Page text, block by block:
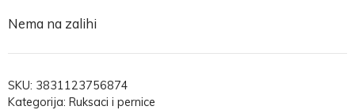
Nema na zalihi
SKU: 3831123756874
Kategorija: Ruksaci i pernice